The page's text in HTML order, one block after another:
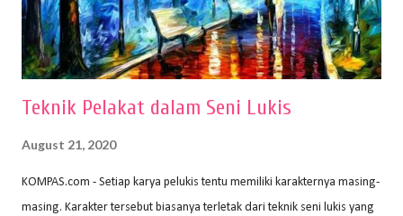
ideal digunakan untuk menggambar. Dalam menggambar
menggunakan pen...
Teknik Pelakat dalam Seni Lukis
August 21, 2020
KOMPAS.com - Setiap karya pelukis tentu memiliki karakternya masing-
masing. Karakter tersebut biasanya terletak dari teknik seni lukis yang